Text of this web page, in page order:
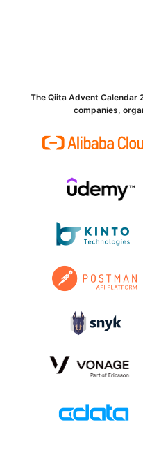
The Qiita Advent Calendar
companies,